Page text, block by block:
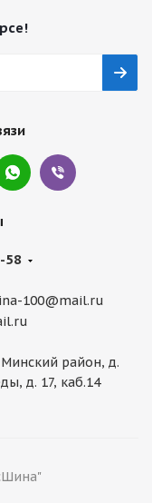
58
100@mail.ru
Минский район, д.
д. 17, каб.14